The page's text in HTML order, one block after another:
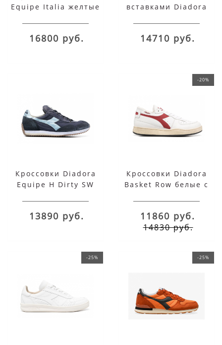
Equipe Italia желтые
16800 руб.
вставками Diadora
14710 руб.
Кроссовки Diadora
Equipe H Dirty SW
13890 руб.
-20%
Кроссовки Diadora
Basket Row белые с
11860 руб.
14830 руб.
-25% -25%